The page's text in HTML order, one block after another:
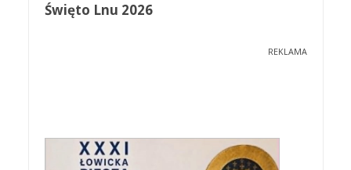
Święto Lnu 2026
REKLAMA